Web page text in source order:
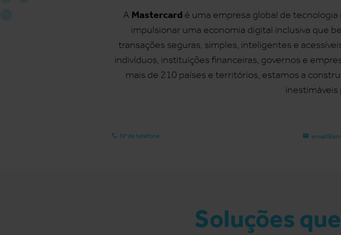
A Mastercard é uma empresa global de
impulsionar uma economia digital inclusiva que
transações seguras, simples, inteligentes e
indivíduos, instituições financeiras, governos e
mais de 210 países e territórios, estamos a
inestimáveis
Nº de telefone
Soluções